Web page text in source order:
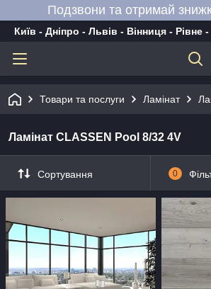
Подзвони та отримай
Київ - Дніпро - Львів - Вінниця - Рівне
Товари та послуги Ламінат
Ламінат CLASSEN Pool 8/32 4V
Сортування 0